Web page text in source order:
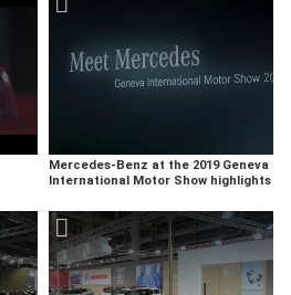
Mercedes-Benz at the 2019 Geneva
International Motor Show highlights